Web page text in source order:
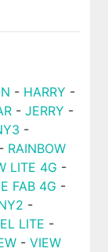
- HARRY -
- JERRY -
-
- RAINBOW
LITE 4G -
FAB 4G -
-
LITE -
- VIEW